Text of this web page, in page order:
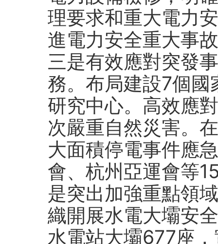
理要求和重大電力
進電力安全重大事
三是有效應對突發
務。布局建設7個
研究中心。高效應
次嚴重自然災害。
大面積停電事件應
會、杭州亞運會等
是突出加強重點領
織開展水電大壩安
水電站大壩677座